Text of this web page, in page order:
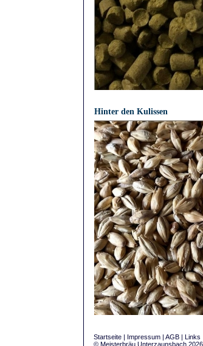
Hinter den Kulissen
Startseite | Impressum | AGB | Links
© Meisterbräu Unterzaunsbach 2026